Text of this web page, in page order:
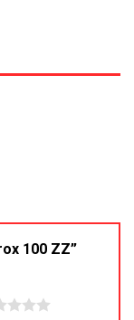
100 ZZ”